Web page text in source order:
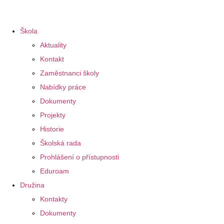
Škola
Aktuality
Kontakt
Zaměstnanci školy
Nabídky práce
Dokumenty
Projekty
Historie
Školská rada
Prohlášení o přístupnosti
Eduroam
Družina
Kontakty
Dokumenty